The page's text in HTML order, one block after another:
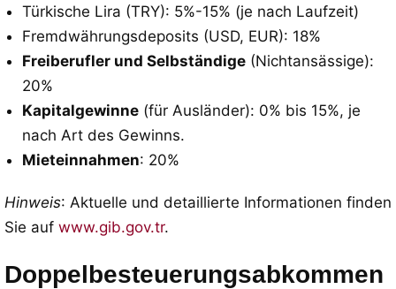
Türkische Lira (TRY): 5%-15% (je nach Laufzeit)
Fremdwährungsdeposits (USD, EUR): 18%
Freiberufler und Selbständige (Nichtansässige):
20%
Kapitalgewinne (für Ausländer): 0% bis 15%, je
nach Art des Gewinns.
Mieteinnahmen: 20%
Hinweis: Aktuelle und detaillierte Informationen finden
Sie auf www.gib.gov.tr.
Doppelbesteuerungsabkommen